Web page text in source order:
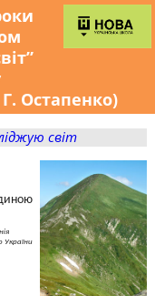
Остапенко)
світ
України